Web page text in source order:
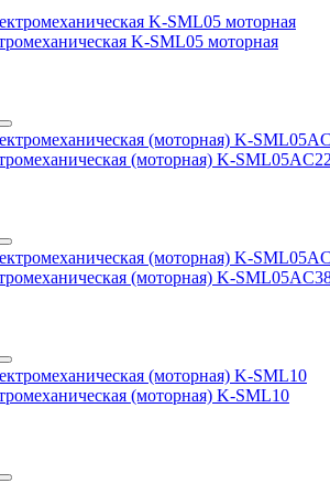
K-SML05 моторная
(моторная) K-
(моторная) K-
(моторная) K-SML10